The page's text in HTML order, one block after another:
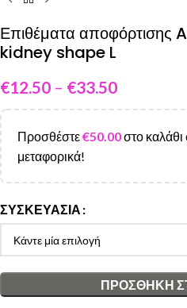
Επιθέματα
kidney shape L
€12.50 – €33.50
Προσθέστε€50.00στο
μεταφορικά!
ΣΥΣΚΕΥΑΣΊΑ
ΠΡΟΣΘΉΚΗ